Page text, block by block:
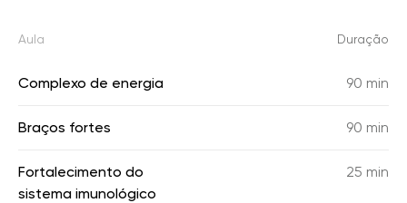
Aula Duração
Complexo de energia 90 min
Braços fortes 90 min
Fortalecimento do
sistema imunológico
25 min